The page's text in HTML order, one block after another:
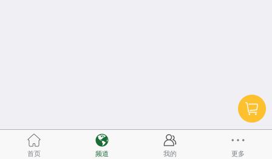
首页 频道 我的 更多